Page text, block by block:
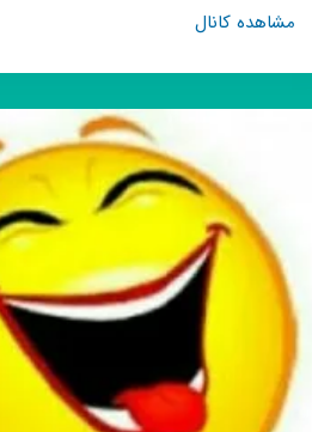
مشاهده کانالکانال
°•فــازِ
غَـــم•°کلیپ
پروفایل
کپشن
بیوگرافی